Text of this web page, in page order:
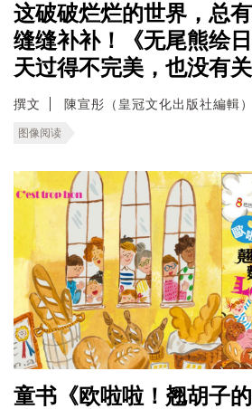
这破破烂烂的世界，总
缝缝补补！《无尾熊绘
天过得不完美，也没有
撰文 陳宣彤（皇冠文化出版社編輯）
图像阅读
童书《欧啦啦！翘胡子的